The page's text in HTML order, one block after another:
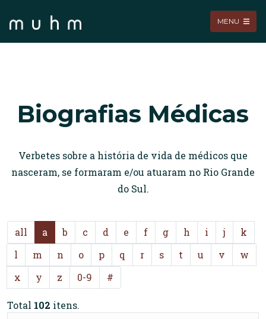
MENU
Biografias Médicas
Verbetes sobre a história de vida de médicos que
nasceram, se formaram e/ou atuaram no Rio Grande
do Sul.
all a b c d e f g h i j
k
l
m n o p q r s t u v
w
x
y z 0-9 #
Total 102 itens.